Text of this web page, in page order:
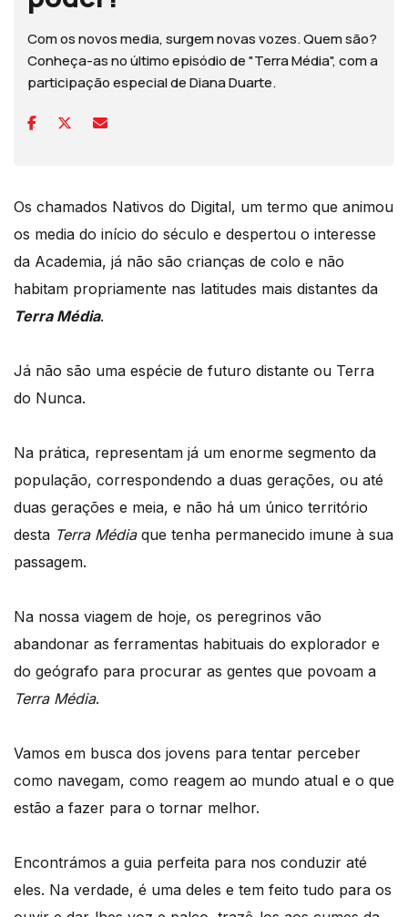
Com os novos media, surgem novas vozes. Quem são?
Conheça-as no último episódio de "Terra Média", com a
participação especial de Diana Duarte.
Os chamados Nativos do Digital, um termo que animou
os media do início do século e despertou o interesse
da Academia, já não são crianças de colo e não
habitam propriamente nas latitudes mais distantes da
Terra Média.
Já não são uma espécie de futuro distante ou Terra
do Nunca.
Na prática, representam já um enorme segmento da
população, correspondendo a duas gerações, ou até
duas gerações e meia, e não há um único território
desta Terra Médiaque tenha permanecido imune à sua
passagem.
Na nossa viagem de hoje, os peregrinos vão
abandonar as ferramentas habituais do explorador e
do geógrafo para procurar as gentes que povoam a
Terra Média.
Vamos em busca dos jovens para tentar perceber
como navegam, como reagem ao mundo atual e o que
estão a fazer para o tornar melhor.
Encontrámos a guia perfeita para nos conduzir até
eles. Na verdade, é uma deles e tem feito tudo para os